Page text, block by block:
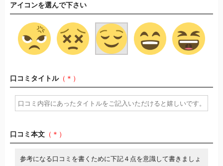
アイコンを選んで下さい
口コミタイトル（＊）
口コミ本文 （＊）
参考になる口コミを書くために下記４点を意識して書きましょ